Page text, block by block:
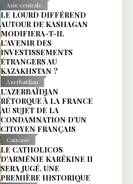
Asie centrale
LE LOURD DIFFÉREND
AUTOUR DE KASHAGAN
MODIFIERA-T-IL
L’AVENIR DES
INVESTISSEMENTS
ÉTRANGERS AU
KAZAKHSTAN ?
Azerbaïdjan
L’AZERBAÏDJAN
RÉTORQUE À LA FRANCE
AU SUJET DE LA
CONDAMNATION D’UN
CITOYEN FRANÇAIS
Caucase
LE CATHOLICOS
D'ARMÉNIE KARÉKINE II
SERA JUGÉ. UNE
PREMIÈRE HISTORIQUE